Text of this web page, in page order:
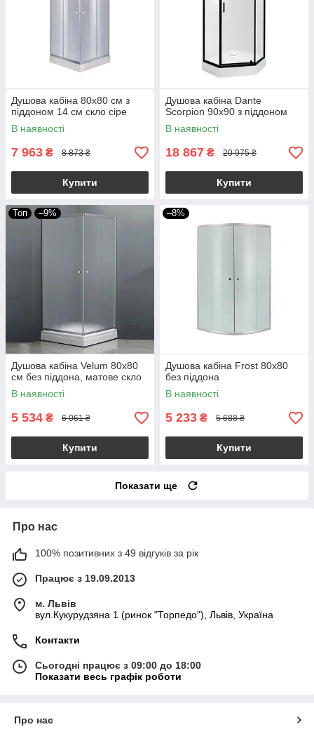
Душова кабіна 80х80 см з
піддоном 14 см скло сіре
В наявності
7 963 ₴ 8 873 ₴
Купити
Душова кабіна Dante
Scorpion 90x90 з піддоном
В наявності
18 867 ₴ 20 975 ₴
Купити
Топ –9%
Душова кабіна Velum 80х80
см без піддона, матове скло
В наявності
5 534 ₴ 6 061 ₴
Купити
–8%
Душова кабіна Frost 80х80
без піддона
В наявності
5 233 ₴ 5 688 ₴
Купити
Показати ще
Про нас
100% позитивних з 49 відгуків за рік
Працює з 19.09.2013
м. Львів
вул.Кукурудзяна 1 (ринок "Торпедо"), Львів, Україна
Контакти
Сьогодні працює з 09:00 до 18:00
Показати весь графік роботи
Про нас